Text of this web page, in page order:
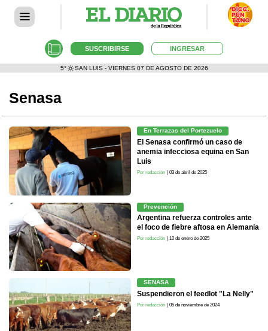
SUSCRIBIRSE INGRESAR
5° SAN LUIS - VIERNES 07 DE AGOSTO DE 2026
Senasa
En Terrazas del Portezuelo
El Senasa confirmó un caso de
anemia infecciosa equina en San
Luis
Por redacción | 03 de abril de 2025
Prevención
Argentina refuerza controles ante
el foco de fiebre aftosa en Alemania
Por redacción | 10 de enero de 2025
SENASA
Suspendieron el feedlot "La Nelly"
Por redacción | 05 de noviembre de 2024